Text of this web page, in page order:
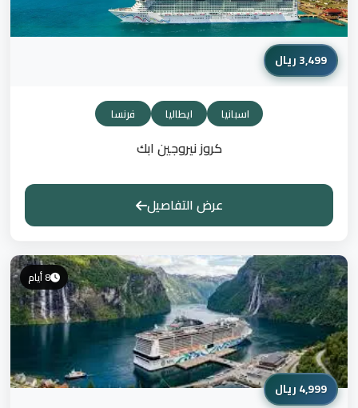
3,499 ريال
اسبانيا ايطاليا فرنسا
كروز نيروجين ابك
عرض التفاصيل
8 أيام
4,999 ريال